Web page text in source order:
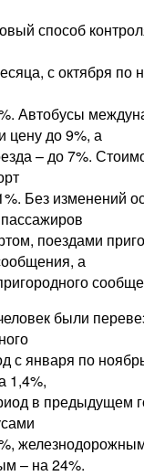
способ
с октября по
Автобусы
цену до 9%, а
– до 7%.
Без изменений
поездами
а
были
с января по
1,4%,
в предыдущем
– на 24%.